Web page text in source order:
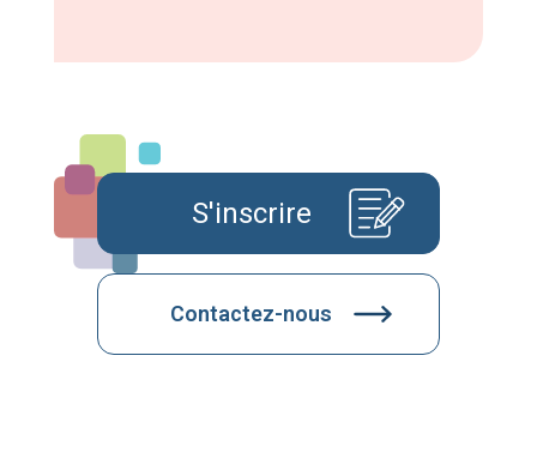
S'inscrire
Contactez-nous